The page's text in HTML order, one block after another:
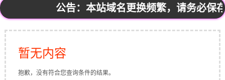
影视解析
站内公告
公告：本站域名更换频繁，请务必保
暂无内容
抱歉，没有符合您查询条件的结果。